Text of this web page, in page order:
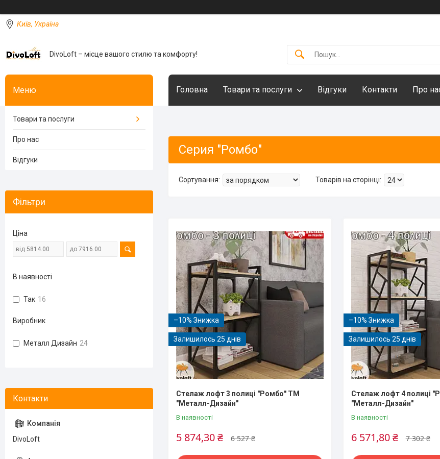
Київ, Україна
DivoLoft – місце вашого стилю та комфорту!
Головна Товари та послуги Відгуки Контакти Про
Серия "Ромбо"
–10%
Залишилось 25 днів
Стелаж лофт 3 полицi "Ромбо" ТМ
"Металл-Дизайн"
В наявності
6 527 ₴
5 874,30 ₴
–10%
Залишилось 25 днів
Стелаж лофт 4 полицi
"Металл-Дизайн"
В наявності
7 302 ₴
6 571,80 ₴
Товари та послуги
Про нас
Відгуки
Фільтри
Ціна
В наявності
Так 16
Виробник
Металл Дизайн 24
DivoLoft